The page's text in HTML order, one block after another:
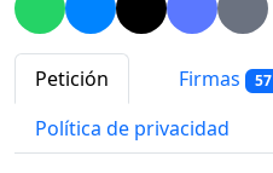
Petición Firmas 57
Política de privacidad